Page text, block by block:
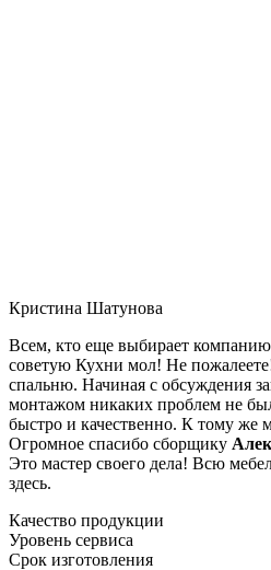
Кристина Шатунова
Всем, кто еще выбирает компанию
советую Кухни мол! Не
спальню. Начиная с обсуждения
монтажом никаких проблем не
быстро и качественно. К тому же
Огромное спасибо сборщику
Это мастер своего дела! Всю
здесь.
Качество продукции
Уровень сервиса
Срок изготовления